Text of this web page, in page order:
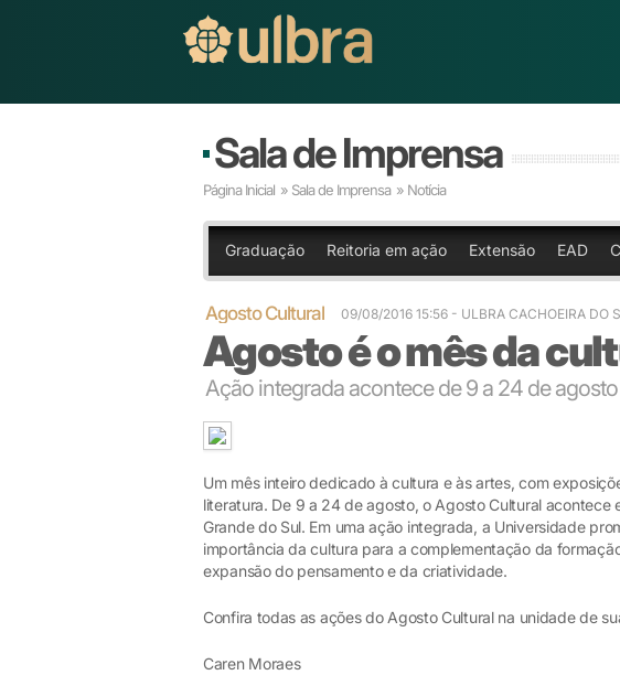
Sala de Imprensa
Página Inicial » Sala de Imprensa » Notícia
Graduação Reitoria em ação Extensão EAD
Agosto Cultural 09/08/2016 15:56 - ULBRA CACHOEIRA DO
Agosto é o mês da
Ação integrada acontece de 9 a 24 de
Um mês inteiro dedicado à cultura e às artes, com
literatura. De 9 a 24 de agosto, o Agosto Cultural acontece
Grande do Sul. Em uma ação integrada, a Universidade
importância da cultura para a complementação da
expansão do pensamento e da criatividade.
Confira todas as ações do Agosto Cultural na unidade de
Caren Moraes